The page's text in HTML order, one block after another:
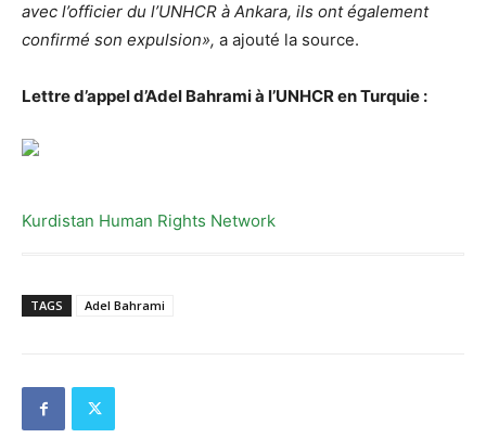
avec l’officier du l’UNHCR à Ankara, ils ont également
confirmé son expulsion», a ajouté la source.
Lettre d’appel d’Adel Bahrami à l’UNHCR en Turquie :
Kurdistan Human Rights Network
TAGS Adel Bahrami